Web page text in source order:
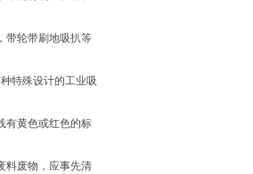
带轮带刷地吸扒等
特殊设计的工业吸
有黄色或红色的标
料废物，应事先清